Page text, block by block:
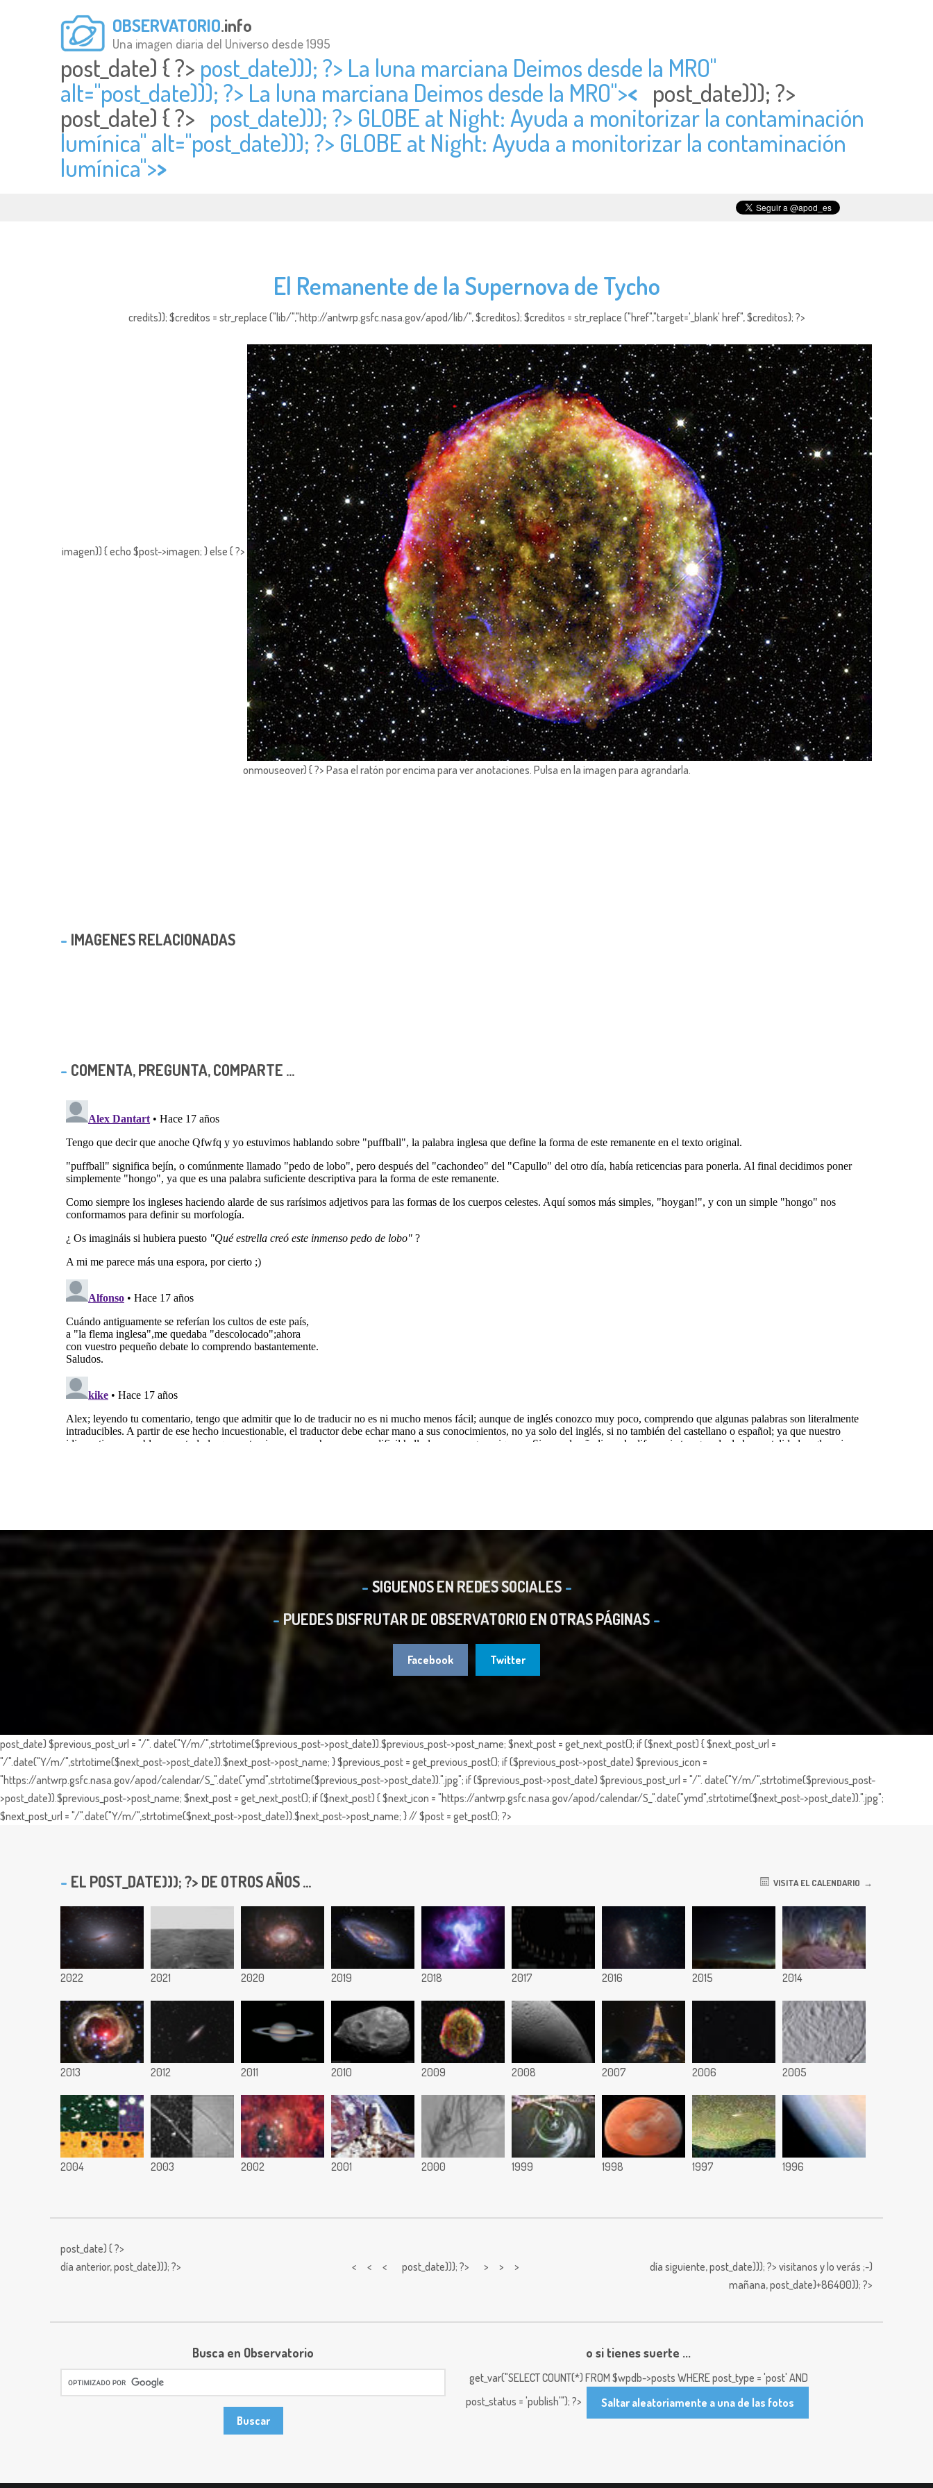
OBSERVATORIO.info
Una imagen diaria del Universo desde 1995
post_date) { ?> post_date))); ?> La luna marciana Deimos desde la MRO"
alt="post_date))); ?> La luna marciana Deimos desde la MRO">< post_date))); ?>
post_date) { ?> post_date))); ?> GLOBE at Night: Ayuda a monitorizar la contaminación
lumínica" alt="post_date))); ?> GLOBE at Night: Ayuda a monitorizar la contaminación
lumínica">>
El Remanente de la Supernova de Tycho
credits)); $creditos = str_replace ("lib/","http://antwrp.gsfc.nasa.gov/apod/lib/", $creditos); $creditos = str_replace ("href","target='_blank' href", $creditos); ?>
imagen)) { echo $post->imagen; } else { ?>
onmouseover) { ?> Pasa el ratón por encima para ver anotaciones. Pulsa en la imagen para agrandarla.
IMAGENES RELACIONADAS
COMENTA, PREGUNTA, COMPARTE ...
SIGUENOS EN REDES SOCIALES
PUEDES DISFRUTAR DE OBSERVATORIO EN OTRAS PÁGINAS
Facebook Twitter
post_date) $previous_post_url = "/". date("Y/m/",strtotime($previous_post->post_date)).$previous_post->post_name; $next_post = get_next_post(); if ($next_post) { $next_post_url =
"/".date("Y/m/",strtotime($next_post->post_date)).$next_post->post_name; } $previous_post = get_previous_post(); if ($previous_post->post_date) $previous_icon =
"https://antwrp.gsfc.nasa.gov/apod/calendar/S_".date("ymd",strtotime($previous_post->post_date)).".jpg"; if ($previous_post->post_date) $previous_post_url = "/". date("Y/m/",strtotime($previous_post-
>post_date)).$previous_post->post_name; $next_post = get_next_post(); if ($next_post) { $next_icon = "https://antwrp.gsfc.nasa.gov/apod/calendar/S_".date("ymd",strtotime($next_post->post_date)).".jpg";
$next_post_url = "/".date("Y/m/",strtotime($next_post->post_date)).$next_post->post_name; } // $post = get_post(); ?>
EL POST_DATE))); ?> DE OTROS AÑOS ... VISITA EL CALENDARIO
2022 2021 2020 2019 2018 2017 2016 2015 2014
2013 2012 2011 2010 2009 2008 2007 2006 2005
2004 2003 2002 2001 2000 1999 1998 1997 1996
post_date) { ?>
día anterior,post_date))); ?> < < < post_date))); ?> > > > día siguiente,post_date))); ?> visitanos y lo verás ;-)
mañana,post_date)+86400)); ?>
Busca en Observatorio o si tienes suerte ...
get_var("SELECT COUNT(*) FROM $wpdb->posts WHERE post_type = 'post' AND
post_status = 'publish'"); ?>
Saltar aleatoriamente a una de las fotos